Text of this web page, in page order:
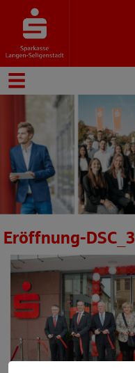
Eröffnung-